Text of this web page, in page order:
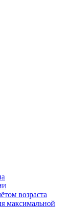
возраста
максимальной